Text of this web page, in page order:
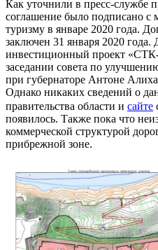
Как уточнили в пресс-службе
соглашение было подписано с
туризму в январе 2020 года.
заключен 31 января 2020 года.
инвестиционный проект «СТК-
заседании совета по
при губернаторе Антоне
Однако никаких сведений о
правительства области и сайте
появилось. Также пока что
коммерческой структурой
прибрежной зоне.